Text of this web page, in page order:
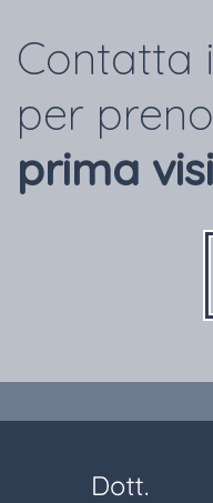
Contatta
per
prima